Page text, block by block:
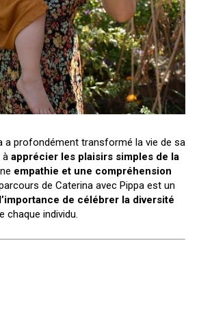
a profondément transformé la vie de sa
à apprécier les plaisirs simples de la
empathie et une compréhension
de Caterina avec Pippa est un
de célébrer la diversité
chaque individu.